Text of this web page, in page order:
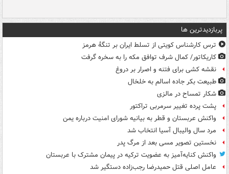
پربازدیدترین ها
ترس کارشناس کویتی از تسلط ایران بر تنگۀ هرمز
کاریکاتور/ کمال شرف توافق مکه را به سخره گرفت
نقشه کشی برای فتنه و اصرار بر دروغ
طبیعت بکر جاده اسالم به خلخال
شکار تمساح در مالزی
پشت پرده تغییر سرمربی تراکتور
واکنش عربستان و قطر به بیانیه شورای امنیت درباره یمن
مرد سال والیبال آسیا انتخاب شد
نخستین تصویر مسی بعد از مرگ پدر
واکنش کنایه‌آمیز به عضویت ترکیه در پیمان مشترک با عربستان
عامل اصلی قتل حمیدرضا رجب‌زاده دستگیر شد